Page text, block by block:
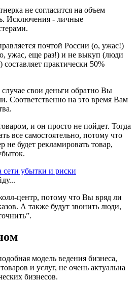
не согласится на объем
Исключения - личные
почтой России (о, ужас!)
ужас, еще раз!) и не выкуп (люди
практически 50%
свои деньги обратно Вы
Соответственно на это время Вам
и он просто не пойдет. Тогда
все самостоятельно, потому что
будет рекламировать товар,
центр, потому что Вы вряд ли
А также будут звонить люди,
модель ведения бизнеса,
и услуг, не очень актуальна
бизнесов.